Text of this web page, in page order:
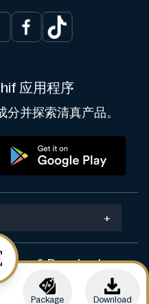
Package Download
应用程序
并探索清真产品。
+
& Develop by